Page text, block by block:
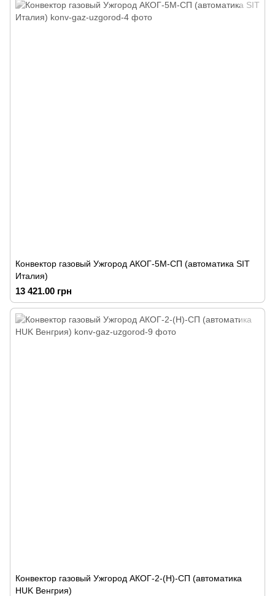
Конвектор газовый Ужгород АКОГ-5М-СП (автоматика SIT
Италия)
13 421.00 грн
Конвектор газовый Ужгород АКОГ-2-(Н)-СП (автоматика
HUK Венгрия)